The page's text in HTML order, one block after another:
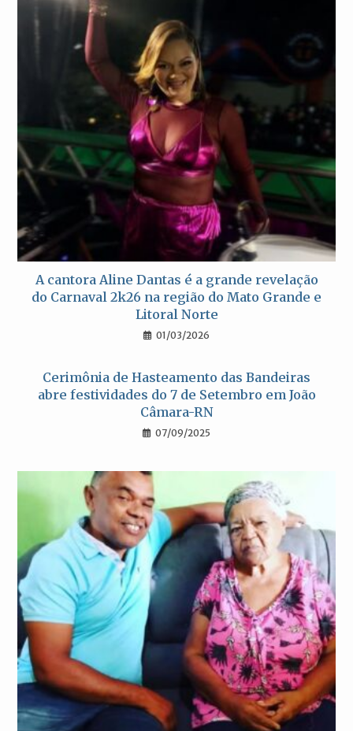
A cantora Aline Dantas é a grande revelação
do Carnaval 2k26 na região do Mato Grande e
Litoral Norte
01/03/2026
Cerimônia de Hasteamento das Bandeiras
abre festividades do 7 de Setembro em João
Câmara-RN
07/09/2025